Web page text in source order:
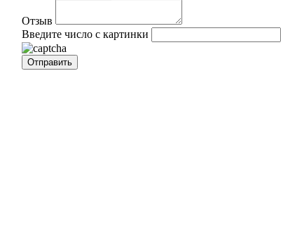
Отзыв
Введите число с картинки